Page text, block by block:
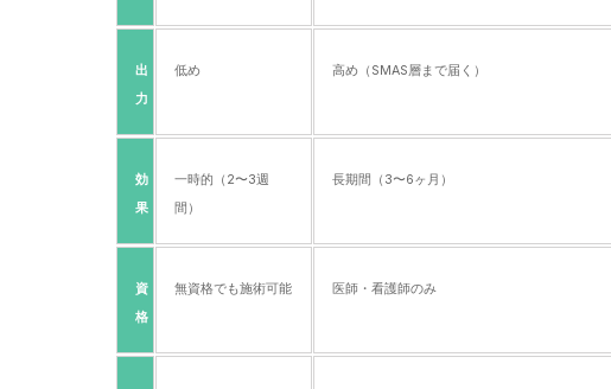
出
力
低め 高め（SMAS層まで届く）
効
果
一時的（2〜3週
間）
長期間（3〜6ヶ月）
資
格
無資格でも施術可能 医師・看護師のみ